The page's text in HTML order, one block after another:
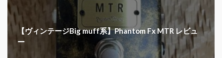
【ヴィンテージBig muff系】Phantom Fx MTR レビュ
ー